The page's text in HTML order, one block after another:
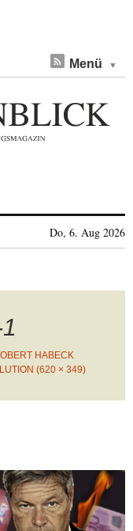
Menü
Do, 6. Aug 2026
HABECK
(620 × 349)